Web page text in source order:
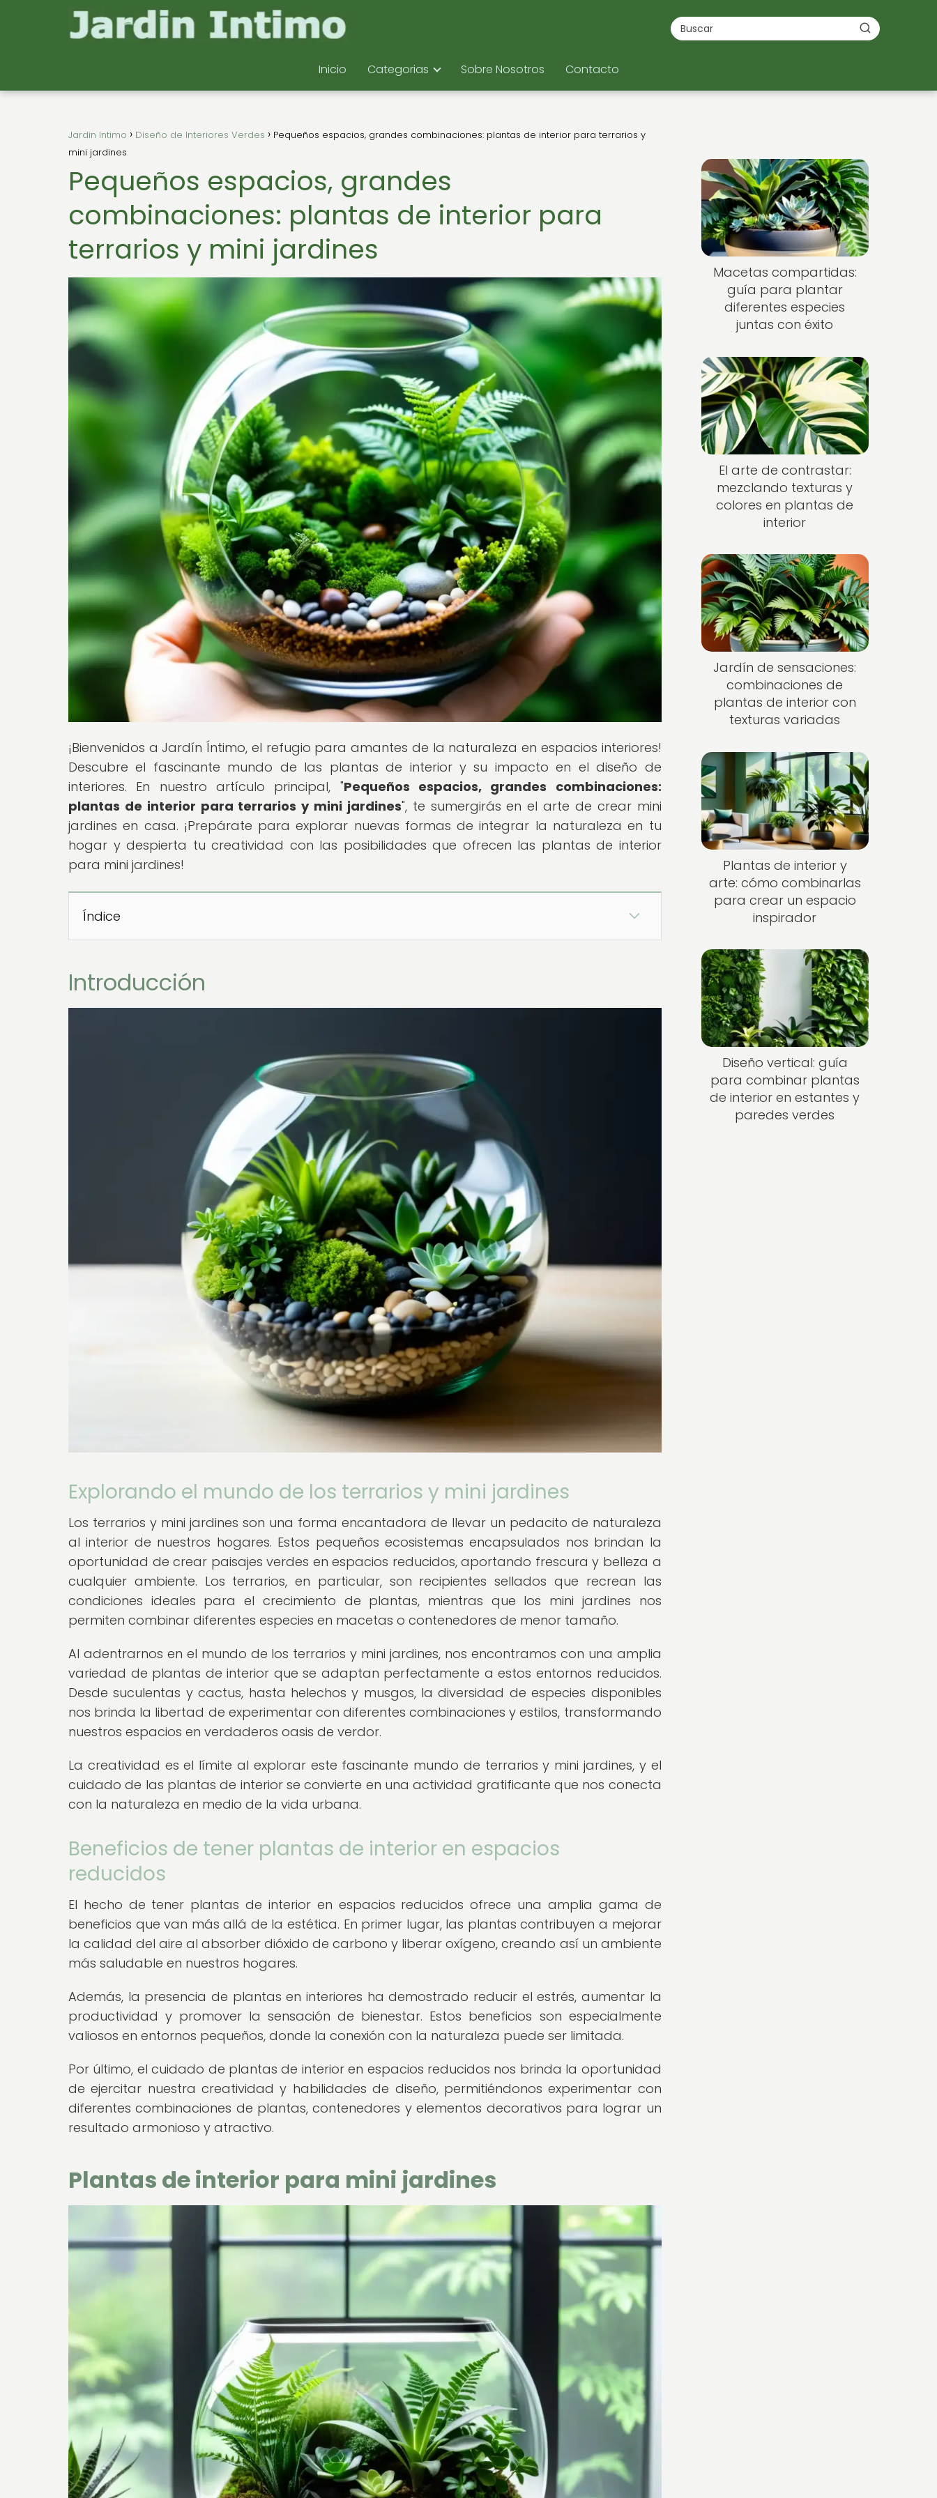
Inicio Categorias Sobre Nosotros Contacto
Jardin Intimo Diseño de Interiores Verdes
Pequeños espacios, grandes combinaciones: plantas de interior para terrarios y
mini jardines
Pequeños espacios, grandes
combinaciones: plantas de interior para
terrarios y mini jardines
¡Bienvenidos a Jardín Íntimo, el refugio para amantes de la naturaleza en espacios interiores!
Descubre el fascinante mundo de las plantas de interior y su impacto en el diseño de
interiores. En nuestro artículo principal, "Pequeños espacios, grandes combinaciones:
plantas de interior para terrarios y mini jardines", te sumergirás en el arte de crear mini
jardines en casa. ¡Prepárate para explorar nuevas formas de integrar la naturaleza en tu
hogar y despierta tu creatividad con las posibilidades que ofrecen las plantas de interior
para mini jardines!
Índice
Introducción
Explorando el mundo de los terrarios y mini jardines
Los terrarios y mini jardines son una forma encantadora de llevar un pedacito de naturaleza
al interior de nuestros hogares. Estos pequeños ecosistemas encapsulados nos brindan la
oportunidad de crear paisajes verdes en espacios reducidos, aportando frescura y belleza a
cualquier ambiente. Los terrarios, en particular, son recipientes sellados que recrean las
condiciones ideales para el crecimiento de plantas, mientras que los mini jardines nos
permiten combinar diferentes especies en macetas o contenedores de menor tamaño.
Al adentrarnos en el mundo de los terrarios y mini jardines, nos encontramos con una amplia
variedad de plantas de interior que se adaptan perfectamente a estos entornos reducidos.
Desde suculentas y cactus, hasta helechos y musgos, la diversidad de especies disponibles
nos brinda la libertad de experimentar con diferentes combinaciones y estilos, transformando
nuestros espacios en verdaderos oasis de verdor.
La creatividad es el límite al explorar este fascinante mundo de terrarios y mini jardines, y el
cuidado de las plantas de interior se convierte en una actividad gratificante que nos conecta
con la naturaleza en medio de la vida urbana.
Beneficios de tener plantas de interior en espacios
reducidos
El hecho de tener plantas de interior en espacios reducidos ofrece una amplia gama de
beneficios que van más allá de la estética. En primer lugar, las plantas contribuyen a mejorar
la calidad del aire al absorber dióxido de carbono y liberar oxígeno, creando así un ambiente
más saludable en nuestros hogares.
Además, la presencia de plantas en interiores ha demostrado reducir el estrés, aumentar la
productividad y promover la sensación de bienestar. Estos beneficios son especialmente
valiosos en entornos pequeños, donde la conexión con la naturaleza puede ser limitada.
Por último, el cuidado de plantas de interior en espacios reducidos nos brinda la oportunidad
de ejercitar nuestra creatividad y habilidades de diseño, permitiéndonos experimentar con
diferentes combinaciones de plantas, contenedores y elementos decorativos para lograr un
resultado armonioso y atractivo.
Plantas de interior para mini jardines
Macetas compartidas:
guía para plantar
diferentes especies
juntas con éxito
El arte de contrastar:
mezclando texturas y
colores en plantas de
interior
Jardín de sensaciones:
combinaciones de
plantas de interior con
texturas variadas
Plantas de interior y
arte: cómo combinarlas
para crear un espacio
inspirador
Diseño vertical: guía
para combinar plantas
de interior en estantes y
paredes verdes